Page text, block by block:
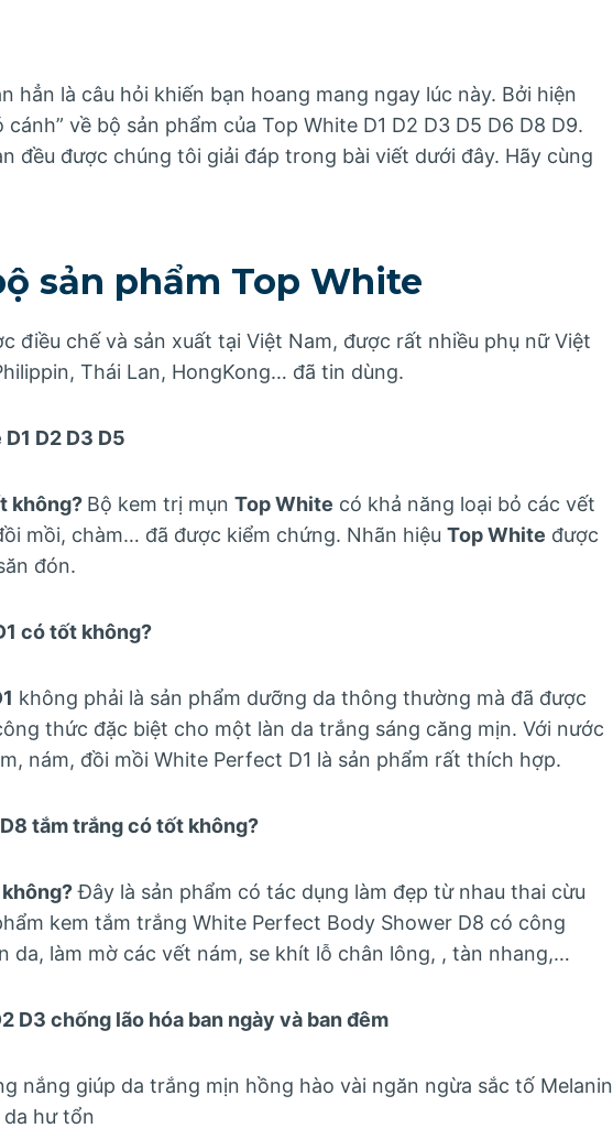
hẳn là câu hỏi khiến bạn hoang mang ngay lúc này. Bởi hiện
về bộ sản phẩm của Top White D1 D2 D3 D5 D6 D8 D9.
đều được chúng tôi giải đáp trong bài viết dưới đây. Hãy cùng
sản phẩm Top White
điều chế và sản xuất tại Việt Nam, được rất nhiều phụ nữ Việt
Thái Lan, HongKong… đã tin dùng.
D2 D3 D5
không? Bộ kem trị mụn Top White có khả năng loại bỏ các vết
mồi, chàm… đã được kiểm chứng. Nhãn hiệu Top White được
đón.
có tốt không?
không phải là sản phẩm dưỡng da thông thường mà đã được
thức đặc biệt cho một làn da trắng sáng căng mịn. Với nước
nám, đồi mồi White Perfect D1 là sản phẩm rất thích hợp.
tắm trắng có tốt không?
Đây là sản phẩm có tác dụng làm đẹp từ nhau thai cừu
kem tắm trắng White Perfect Body Shower D8 có công
da, làm mờ các vết nám, se khít lỗ chân lông, , tàn nhang,…
D3 chống lão hóa ban ngày và ban đêm
nắng giúp da trắng mịn hồng hào vài ngăn ngừa sắc tố Melanin
hư tổn